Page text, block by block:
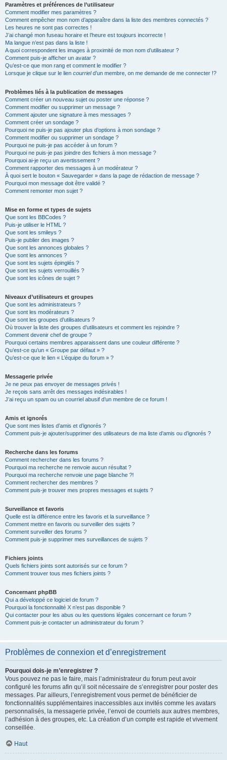
Paramètres et préférences de l’utilisateur
Comment modifier mes paramètres ?
Comment empêcher mon nom d’apparaître dans la liste des membres connectés ?
Les heures ne sont pas correctes !
J’ai changé mon fuseau horaire et l’heure est toujours incorrecte !
Ma langue n’est pas dans la liste !
A quoi correspondent les images à proximité de mon nom d’utilisateur ?
Comment puis-je afficher un avatar ?
Qu’est-ce que mon rang et comment le modifier ?
Lorsque je clique sur le lien courrield’un membre, on me demande de me connecter !?
Problèmes liés à la publication de messages
Comment créer un nouveau sujet ou poster une réponse ?
Comment modifier ou supprimer un message ?
Comment ajouter une signature à mes messages ?
Comment créer un sondage ?
Pourquoi ne puis-je pas ajouter plus d’options à mon sondage ?
Comment modifier ou supprimer un sondage ?
Pourquoi ne puis-je pas accéder à un forum ?
Pourquoi ne puis-je pas joindre des fichiers à mon message ?
Pourquoi ai-je reçu un avertissement ?
Comment rapporter des messages à un modérateur ?
À quoi sert le bouton « Sauvegarder » dans la page de rédaction de message ?
Pourquoi mon message doit être validé ?
Comment remonter mon sujet ?
Mise en forme et types de sujets
Que sont les BBCodes ?
Puis-je utiliser le HTML ?
Que sont les smileys ?
Puis-je publier des images ?
Que sont les annonces globales ?
Que sont les annonces ?
Que sont les sujets épinglés ?
Que sont les sujets verrouillés ?
Que sont les icônes de sujet ?
Niveaux d’utilisateurs et groupes
Que sont les administrateurs ?
Que sont les modérateurs ?
Que sont les groupes d’utilisateurs ?
Où trouver la liste des groupes d’utilisateurs et comment les rejoindre ?
Comment devenir chef de groupe ?
Pourquoi certains membres apparaissent dans une couleur différente ?
Qu’est-ce qu’un « Groupe par défaut » ?
Qu’est-ce que le lien « L’équipe du forum » ?
Messagerie privée
Je ne peux pas envoyer de messages privés !
Je reçois sans arrêt des messages indésirables !
J’ai reçu un spam ou un courriel abusif d’un membre de ce forum !
Amis et ignorés
Que sont mes listes d’amis et d’ignorés ?
Comment puis-je ajouter/supprimer des utilisateurs de ma liste d’amis ou d’ignorés ?
Recherche dans les forums
Comment rechercher dans les forums ?
Pourquoi ma recherche ne renvoie aucun résultat ?
Pourquoi ma recherche renvoie une page blanche ?!
Comment rechercher des membres ?
Comment puis-je trouver mes propres messages et sujets ?
Surveillance et favoris
Quelle est la différence entre les favoris et la surveillance ?
Comment mettre en favoris ou surveiller des sujets ?
Comment surveiller des forums ?
Comment puis-je supprimer mes surveillances de sujets ?
Fichiers joints
Quels fichiers joints sont autorisés sur ce forum ?
Comment trouver tous mes fichiers joints ?
Concernant phpBB
Qui a développé ce logiciel de forum ?
Pourquoi la fonctionnalité X n’est pas disponible ?
Qui contacter pour les abus ou les questions légales concernant ce forum ?
Comment puis-je contacter un administrateur du forum ?
Problèmes de connexion et d’enregistrement
Pourquoi dois-je m’enregistrer ?
Vous pouvez ne pas le faire, mais l’administrateur du forum peut avoir
configuré les forums afin qu’il soit nécessaire de s’enregistrer pour poster des
messages. Par ailleurs, l’enregistrement vous permet de bénéficier de
fonctionnalités supplémentaires inaccessibles aux invités comme les avatars
personnalisés, la messagerie privée, l’envoi de courriels aux autres membres,
l’adhésion à des groupes, etc. La création d’un compte est rapide et vivement
conseillée.
Haut